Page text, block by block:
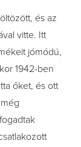
és az
vitte. Itt
jómódú,
1942-ben
őket, és ott